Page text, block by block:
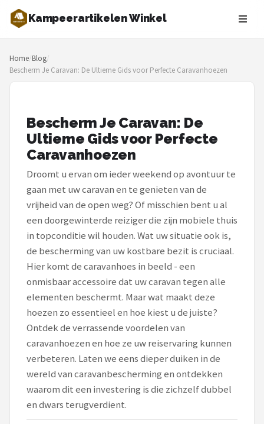
Kampeerartikelen Winkel
Zoeken
NAVIGATIE
Shop
Blog
Tenten
Slaapzakken
Slaapmatten
Koelboxen
Shop
Intex
KOEL
Eurotrail
Camp
Home/Blog/
Bescherm Je Caravan: De Ultieme Gids voor Perfecte Caravanhoezen
Bescherm Je Caravan: De
Ultieme Gids voor Perfecte
Caravanhoezen
Droomt u ervan om ieder weekend op avontuur te
gaan met uw caravan en te genieten van de
vrijheid van de open weg? Of misschien bent u al
een doorgewinterde reiziger die zijn mobiele thuis
in topconditie wil houden. Wat uw situatie ook is,
de bescherming van uw kostbare bezit is cruciaal.
Hier komt de caravanhoes in beeld - een
onmisbaar accessoire dat uw caravan tegen alle
elementen beschermt. Maar wat maakt deze
hoezen zo essentieel en hoe kiest u de juiste?
Ontdek de verrassende voordelen van
caravanhoezen en hoe ze uw reiservaring kunnen
verbeteren. Laten we eens dieper duiken in de
wereld van caravanbescherming en ontdekken
waarom dit een investering is die zichzelf dubbel
en dwars terugverdient.